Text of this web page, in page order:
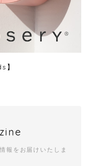
】
報をお届けいたしま